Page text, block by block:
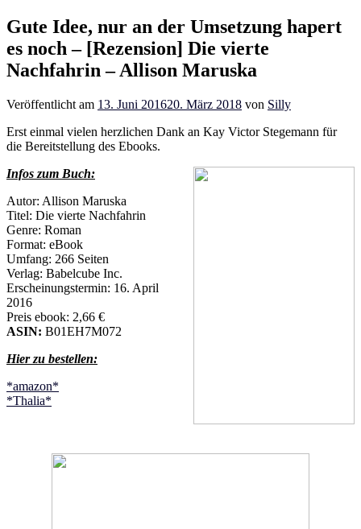
Gute Idee, nur an der Umsetzung hapert
es noch – [Rezension] Die vierte
Nachfahrin – Allison Maruska
Veröffentlicht am 13. Juni 201620. März 2018 von Silly
Erst einmal vielen herzlichen Dank an Kay Victor Stegemann für
die Bereitstellung des Ebooks.
Infos zum Buch:
Autor: Allison Maruska
Titel: Die vierte Nachfahrin
Genre: Roman
Format: eBook
Umfang: 266 Seiten
Verlag: Babelcube Inc.
Erscheinungstermin: 16. April
2016
Preis ebook: 2,66 €
ASIN: B01EH7M072
Hier zu bestellen:
*amazon*
*Thalia*